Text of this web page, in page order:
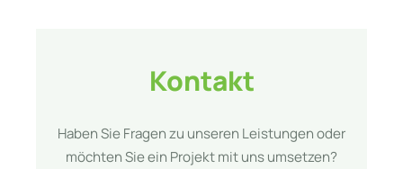
Kontakt
Haben Sie Fragen zu unseren Leistungen oder
möchten Sie ein Projekt mit uns umsetzen?